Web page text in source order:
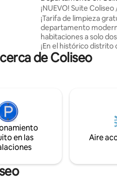
¡NUEVO! Suite
Colosseo
¡Tarifa de limpieza
departamento
habitaciones a solo
¡En el histórico distrito
metros a pie de una de
maravillas del mundo!
equipadas con todos
amplia variedad de
tabernas romanas y
toda la información y
de Coliseo
en las
Aire